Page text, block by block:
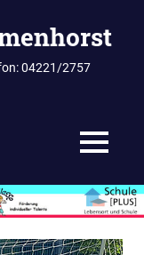
04221/2757
MENÜ